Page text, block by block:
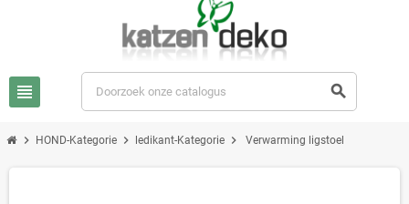
view_headline search
chevron_right HOND-Kategorie chevron_right ledikant-Kategorie chevron_right Verwarming ligstoel